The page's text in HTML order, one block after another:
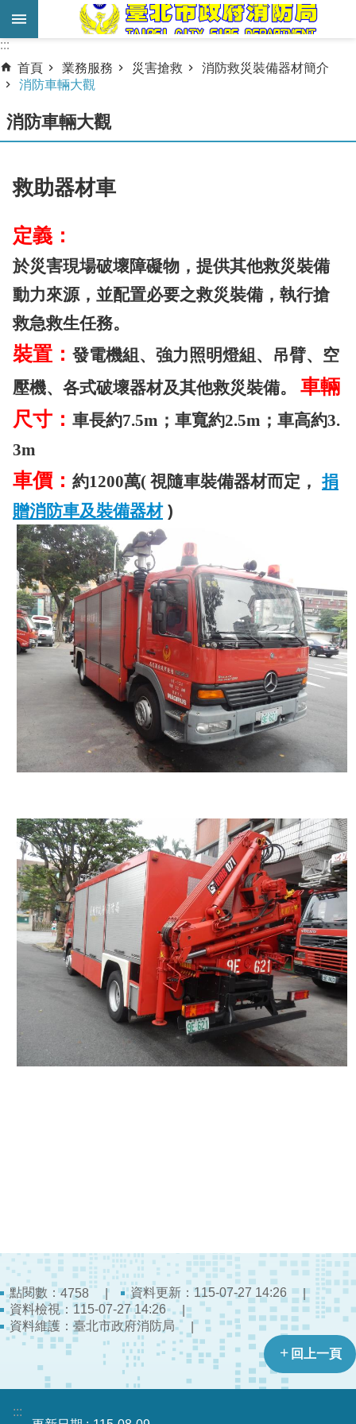
跳到主要內容區塊
進
階
尋
務
服
機
關
簡
介
宣
導
教
載
專
民
力
園
地
政
府
文
專
區
統
計
資
料
絡
資
訊
相
關
連
結
:::
:::
首頁
業務服務 災害搶救
消防救災裝備器材簡介
消防車輛大觀
消防車輛大觀
救助器材車
定義：
於災害現場破壞障礙物，提供其他救災裝備
動力來源，並配置必要之救災裝備，執行搶
救急救生任務。
裝置： 發電機組、強力照明燈組、吊臂、空
壓機、各式破壞器材及其他救災裝備。 車輛
尺寸： 車長約7.5m；車寬約2.5m；車高約3.
3m
車價： 約1200萬( 視隨車裝備器材而定，
捐
贈消防車及裝備器材)
點閱數：4758
資料更新：115-07-27 14:26
資料檢視：115-07-27 14:26
資料維護：臺北市政府消防局
回上一頁
:::